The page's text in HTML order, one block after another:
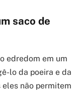
saco de
edredom em um
lo da poeira e da
não permitem